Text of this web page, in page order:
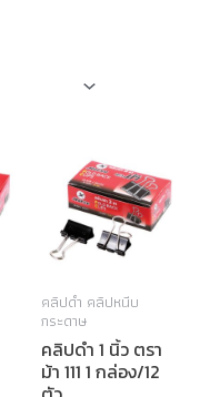
คลิปดำ คลิปหนีบ
กระดาษ
คลิปดำ 1 นิ้ว ตรา
ม้า 111 1 กล่อง/12